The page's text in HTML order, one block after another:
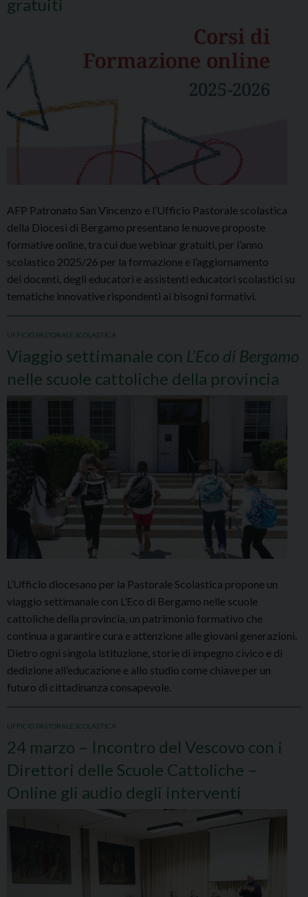
gratuiti
AFP Patronato San Vincenzo e l’Ufficio Pastorale scolastica
della Diocesi di Bergamo presentano le nuove proposte
formative online, tra cui due webinar gratuiti, per l’anno
scolastico 2025/26 per la formazione e l’aggiornamento
dei docenti, degli educatori e assistenti educatori scolastici su
tematiche innovative rispondenti ai bisogni formativi.
UFFICIO PASTORALE SCOLASTICA
Viaggio settimanale con L’Eco di Bergamo
nelle scuole cattoliche della provincia
L’Ufficio diocesano per la Pastorale Scolastica propone un
viaggio settimanale con L’Eco di Bergamo nelle scuole
cattoliche della provincia, un patrimonio formativo che
continua a garantire cura e attenzione alle giovani generazioni.
Dietro ogni singola istituzione, storie di impegno civico e di
dedizione all’educazione e allo studio come chiave per un
futuro di cittadinanza consapevole.
UFFICIO PASTORALE SCOLASTICA
24 marzo – Incontro del Vescovo con i
Direttori delle Scuole Cattoliche –
Online gli audio degli interventi